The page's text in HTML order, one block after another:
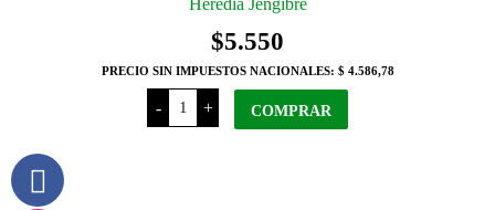
Heredia Jengibre
$5.550
PRECIO SIN IMPUESTOS NACIONALES: $ 4.586,78
-
Heredia
Jengibre
cantidad
+ COMPRAR